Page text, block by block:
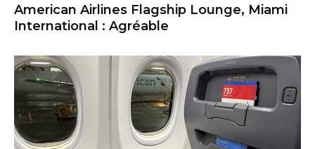
American Airlines Flagship Lounge, Miami
International : Agréable